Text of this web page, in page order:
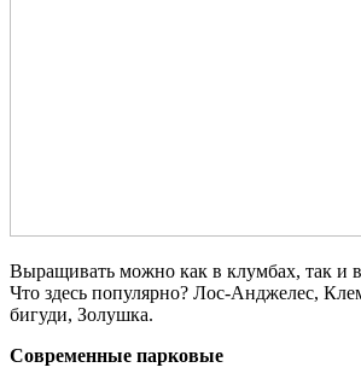
Выращивать можно как в клумбах, так и
Что здесь популярно? Лос-Анджелес,
бигуди, Золушка.
Современные парковые